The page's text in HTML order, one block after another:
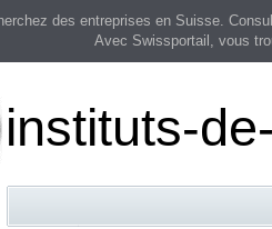
des entreprises en Suisse.
Avec Swissportail, vous
instituts-